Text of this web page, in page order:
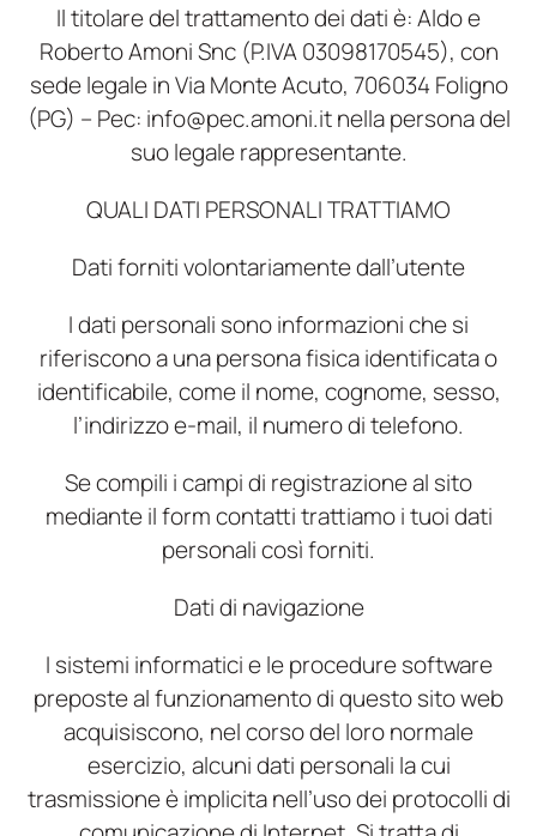
Il titolare del trattamento dei dati è: Aldo e
Roberto Amoni Snc (P.IVA 03098170545), con
sede legale in Via Monte Acuto, 706034 Foligno
(PG) – Pec: info@pec.amoni.it nella persona del
suo legale rappresentante.
QUALI DATI PERSONALI TRATTIAMO
Dati forniti volontariamente dall’utente
I dati personali sono informazioni che si
riferiscono a una persona fisica identificata o
identificabile, come il nome, cognome, sesso,
l’indirizzo e-mail, il numero di telefono.
Se compili i campi di registrazione al sito
mediante il form contatti trattiamo i tuoi dati
personali così forniti.
Dati di navigazione
I sistemi informatici e le procedure software
preposte al funzionamento di questo sito web
acquisiscono, nel corso del loro normale
esercizio, alcuni dati personali la cui
trasmissione è implicita nell’uso dei protocolli di